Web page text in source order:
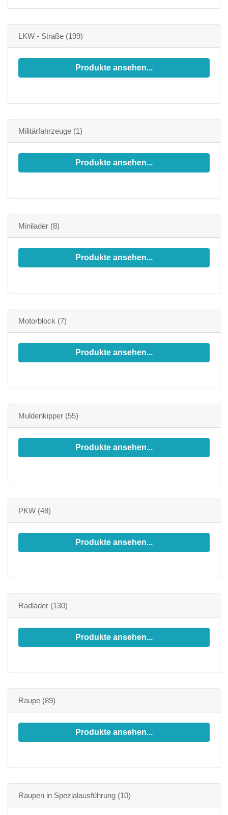
LKW - Straße (199)
Produkte ansehen...
Militärfahrzeuge (1)
Produkte ansehen...
Minilader (8)
Produkte ansehen...
Motorblock (7)
Produkte ansehen...
Muldenkipper (55)
Produkte ansehen...
PKW (48)
Produkte ansehen...
Radlader (130)
Produkte ansehen...
Raupe (89)
Produkte ansehen...
Raupen in Spezialausführung (10)